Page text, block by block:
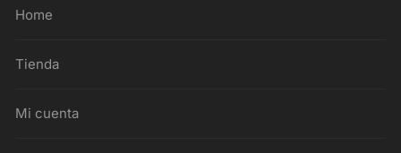
Home
Tienda
Mi cuenta